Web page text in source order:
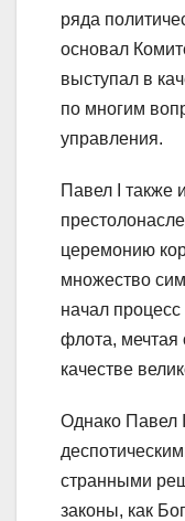
ряда
основал
выступал в
по многим
управления.
Павел I также
церемонию
множество
начал
флота, мечтая
качестве
Однако Павел
странными
законы, как